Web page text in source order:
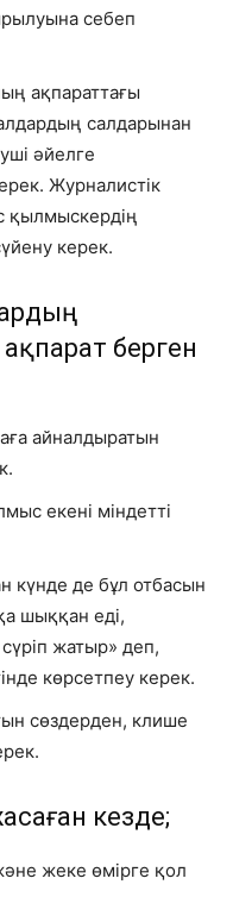
себеп
ақпараттағы
салдарынан
әйелге
Журналистік
қылмыскердің
керек.
берген
айналдыратын
екені міндетті
күнде де бұл отбасын
шыққан еді,
жатыр» деп,
көрсетпеу керек.
сөздерден, клише
кезде;
жеке өмірге қол